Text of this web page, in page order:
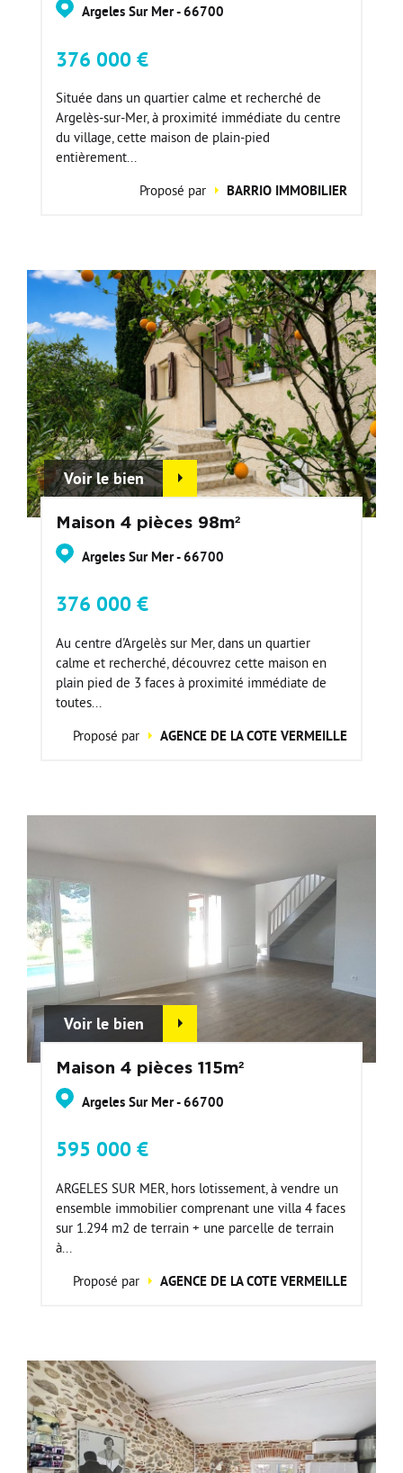
Argeles Sur Mer - 66700
376 000 €
Située dans un quartier calme et recherché de
Argelès-sur-Mer, à proximité immédiate du centre
du village, cette maison de plain-pied
entièrement...
Proposé par
BARRIO IMMOBILIER
Voir le bien
Maison 4 pièces 98m²
Argeles Sur Mer - 66700
376 000 €
Au centre d'Argelès sur Mer, dans un quartier
calme et recherché, découvrez cette maison en
plain pied de 3 faces à proximité immédiate de
toutes...
Proposé par
AGENCE DE LA COTE VERMEILLE
Voir le bien
Maison 4 pièces 115m²
Argeles Sur Mer - 66700
595 000 €
ARGELES SUR MER, hors lotissement, à vendre un
ensemble immobilier comprenant une villa 4 faces
sur 1.294 m2 de terrain + une parcelle de terrain
à...
Proposé par
AGENCE DE LA COTE VERMEILLE